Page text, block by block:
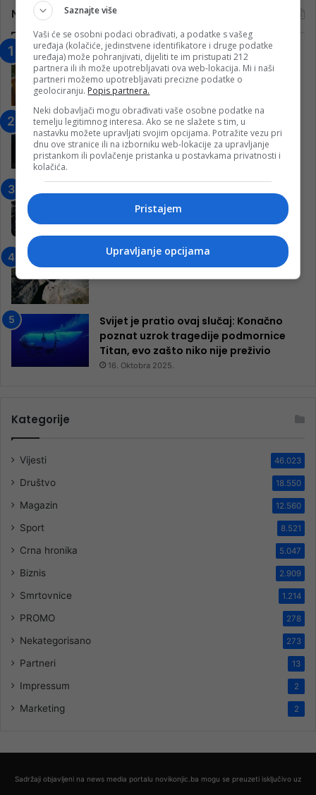
Najčitanije
“Obrazovanje gradi BiH-Jovan Divjak“
– Konjic je u posljednje 22 godine imao
25 ​​stipendista
15. Februara 2023.
Nogometaši Igmana iznenadili
Konjičanke cvijećem i besplatnim
ulazom na utakmicu
Jablanica: “Budi mi prijatelj” –
Pokrenuta kampanja za izgradnju
9. Jula 2024.
Neretva zavijena u crno
Svijet je pratio ovaj slučaj: Konačno
poznat uzrok tragedije podmornice
Titan, evo zašto niko nije preživio
16. Oktobra 2025.
Kategorije
Vijesti 46.023
Društvo 18.550
Magazin 12.560
Sport 8.521
Crna hronika 5.047
Biznis 2.909
Smrtovnice 1.214
PROMO 278
Nekategorisano 273
Partneri 13
Impressum 2
Marketing 2
Sadržaji objavljeni na news media portalu novikonjic.ba mogu se preuzeti isključivo uz
Saznajte više
Vaši će se osobni podaci obrađivati, a podatke s vašeg
uređaja (kolačiće, jedinstvene identifikatore i druge podatke
uređaja) može pohranjivati, dijeliti te im pristupati 212
partnera ili ih može upotrebljavati ova web-lokacija. Mi i naši
partneri možemo upotrebljavati precizne podatke o
geolociranju. Popis partnera.
Neki dobavljači mogu obrađivati vaše osobne podatke na
temelju legitimnog interesa. Ako se ne slažete s tim, u
nastavku možete upravljati svojim opcijama. Potražite vezu pri
dnu ove stranice ili na izborniku web-lokacije za upravljanje
pristankom ili povlačenje pristanka u postavkama privatnosti i
kolačića.
Pristajem
Upravljanje opcijama